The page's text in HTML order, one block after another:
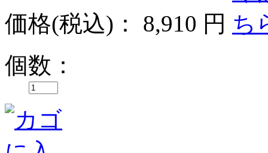
価格(税込) ： 8,910 円
個数：